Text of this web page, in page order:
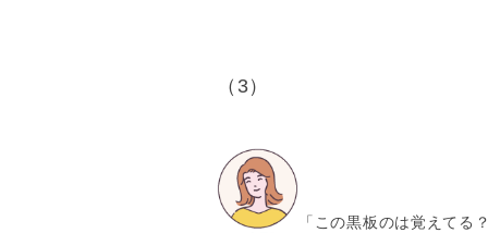
（3）
「この黒板のは覚えてる？